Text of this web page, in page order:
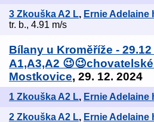
3 Zkouška A2 L, Ernie Adelaine
tr. b., 4.91 m/s
Bílany u Kroměříže -
A1,A3,A2
Mostkovice, 29. 12. 2024
1 Zkouška A2 L, Ernie Adelaine
2 Zkouška A2 L, Ernie Adelaine